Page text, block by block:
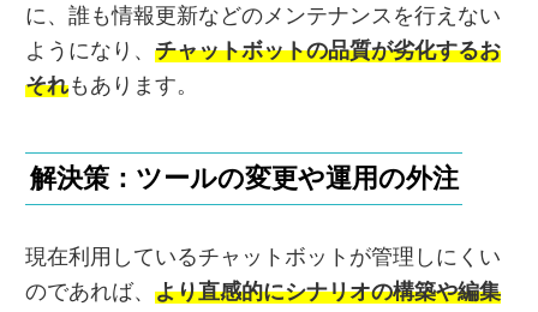
に、誰も情報更新などのメンテナンスを行えない
ようになり、 チャットボットの品質が劣化するお
それもあります。
解決策：ツールの変更や運用の外注
現在利用しているチャットボットが管理しにくい
のであれば、 より直感的にシナリオの構築や編集